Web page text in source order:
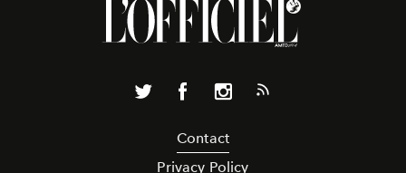
Contact
Privacy Policy